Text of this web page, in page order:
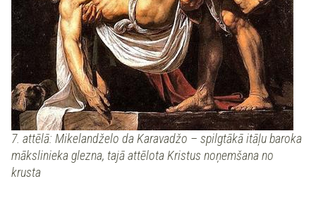
7. attēlā: Mikelandželo da Karavadžo – spilgtākā itāļu baroka
mākslinieka glezna, tajā attēlota Kristus noņemšana no
krusta